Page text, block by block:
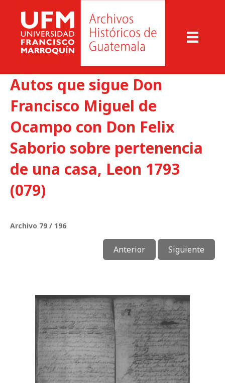
Autos que sigue Don
Francisco Miguel de
Ocampo con Don Felix
Saborio sobre pertenencia
de una casa, Leon 1793
(079)
Archivo 79 / 196
Anterior Siguiente